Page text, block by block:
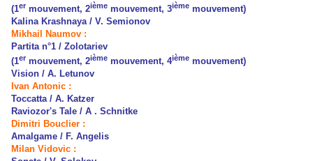
(1er mouvement, 2ième mouvement, 3ième mouvement)
Kalina Krashnaya / V. Semionov
Mikhail Naumov :
Partita n°1 / Zolotariev
(1er mouvement, 2ième mouvement, 4ième mouvement)
Vision / A. Letunov
Ivan Antonic :
Toccatta / A. Katzer
Raviozor's Tale / A . Schnitke
Dimitri Bouclier :
Amalgame / F. Angelis
Milan Vidovic :